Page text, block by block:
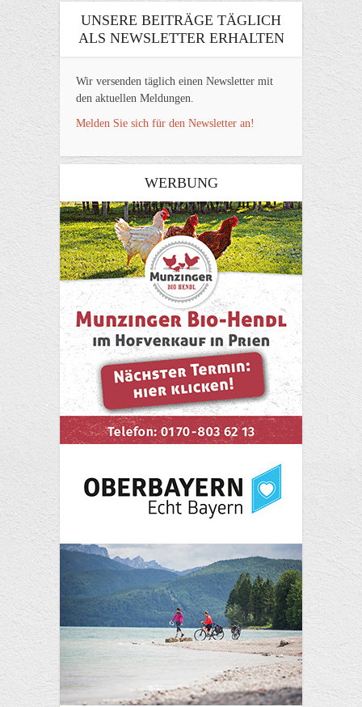
UNSERE BEITRÄGE TÄGLICH
ALS NEWSLETTER ERHALTEN
Wir versenden täglich einen Newsletter mit
den aktuellen Meldungen.
Melden Sie sich für den Newsletter an!
WERBUNG